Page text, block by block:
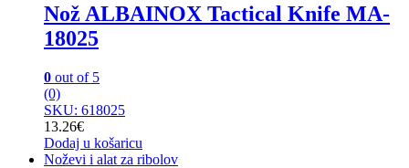
Nož ALBAINOX Tactical Knife MA-
18025
0 out of 5
(0)
SKU: 618025
13.26€
Dodaj u košaricu
Noževi i alat za ribolov